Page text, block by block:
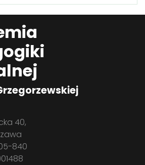
40,
840